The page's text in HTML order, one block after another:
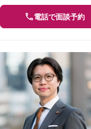
電話で面談予約